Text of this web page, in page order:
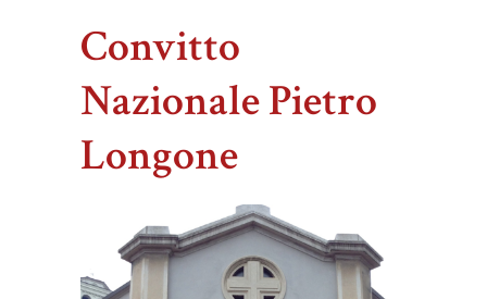
Convitto
Nazionale Pietro
Longone